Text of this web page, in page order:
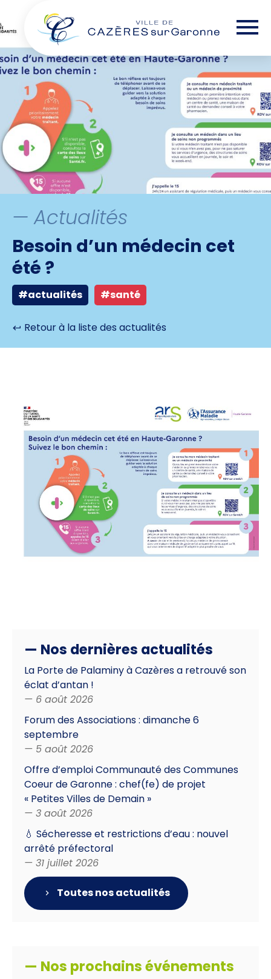
to
the
content
— Actualités
Besoin d’un médecin cet
été ?
#actualités #santé
Retour à la liste des actualités
— Nos dernières actualités
La Porte de Palaminy à Cazères a retrouvé son
éclat d’antan !
— 6 août 2026
Forum des Associations : dimanche 6
septembre
— 5 août 2026
Offre d’emploi Communauté des Communes
Coeur de Garonne : chef(fe) de projet
« Petites Villes de Demain »
— 3 août 2026
💧 Sécheresse et restrictions d’eau : nouvel
arrêté préfectoral
— 31 juillet 2026
Toutes nos actualités
— Nos prochains événements